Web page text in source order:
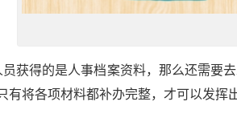
获得的是人事档案资料，那么还需要
有将各项材料都补办完整，才可以发